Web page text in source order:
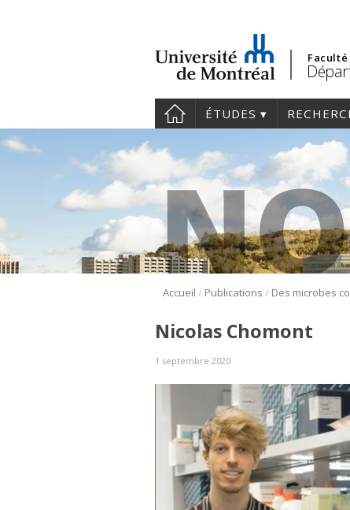
ÉTUDES
Accueil / Publications /
Nicolas Chomont
1 septembre 2020